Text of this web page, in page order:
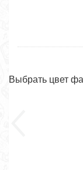
Выбрать цвет